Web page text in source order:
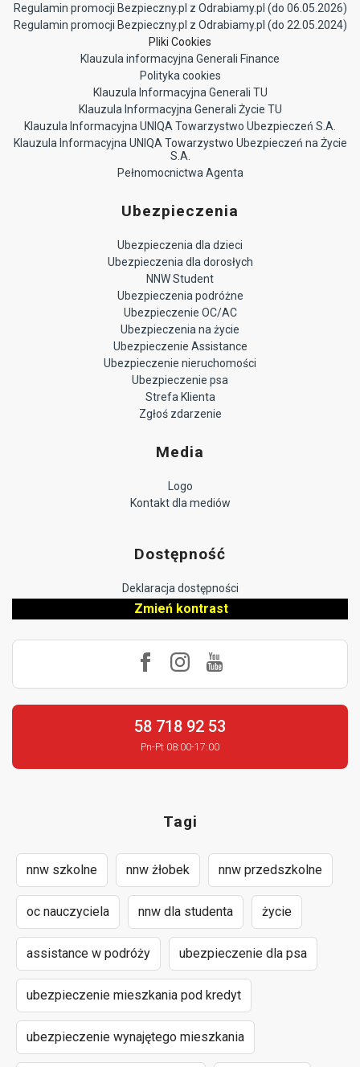
Regulamin promocji Bezpieczny.pl z Odrabiamy.pl (do 06.05.2026)
Regulamin promocji Bezpieczny.pl z Odrabiamy.pl (do 22.05.2024)
Pliki Cookies
Klauzula informacyjna Generali Finance
Polityka cookies
Klauzula Informacyjna Generali TU
Klauzula Informacyjna Generali Życie TU
Klauzula Informacyjna UNIQA Towarzystwo Ubezpieczeń S.A.
Klauzula Informacyjna UNIQA Towarzystwo Ubezpieczeń na Życie
S.A.
Pełnomocnictwa Agenta
Ubezpieczenia
Ubezpieczenia dla dzieci
Ubezpieczenia dla dorosłych
NNW Student
Ubezpieczenia podróżne
Ubezpieczenie OC/AC
Ubezpieczenia na życie
Ubezpieczenie Assistance
Ubezpieczenie nieruchomości
Ubezpieczenie psa
Strefa Klienta
Zgłoś zdarzenie
Media
Logo
Kontakt dla mediów
Dostępność
Deklaracja dostępności
Zmień kontrast
58 718 92 53
Pn-Pt 08:00-17:00
Tagi
nnw szkolne nnw żłobek nnw przedszkolne
oc nauczyciela nnw dla studenta życie
assistance w podróży ubezpieczenie dla psa
ubezpieczenie mieszkania pod kredyt
ubezpieczenie wynajętego mieszkania